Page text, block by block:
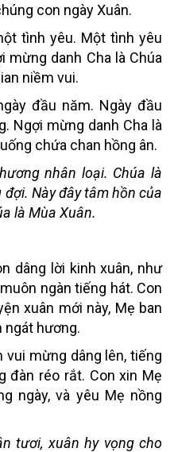
con ngày Xuân.
tình yêu. Một tình yêu
mừng danh Cha là Chúa
niềm vui.
đầu năm. Ngày đầu
Ngợi mừng danh Cha là
chứa chan hồng ân.
nhân loại. Chúa là
Này đây tâm hồn của
là Mùa Xuân.
dâng lời kinh xuân, như
ngàn tiếng hát. Con
xuân mới này, Mẹ ban
ngát hương.
vui mừng dâng lên, tiếng
đàn réo rắt. Con xin Mẹ
ngày, và yêu Mẹ nồng
tươi, xuân hy vọng cho